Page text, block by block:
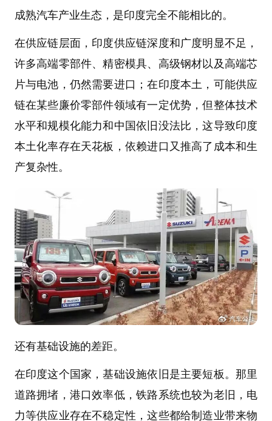
成熟汽车产业生态，是印度完全不能相比的。
在供应链层面，印度供应链深度和广度明显不足，
许多高端零部件、精密模具、高级钢材以及高端芯
片与电池，仍然需要进口；在印度本土，可能供应
链在某些廉价零部件领域有一定优势，但整体技术
水平和规模化能力和中国依旧没法比，这导致印度
本土化率存在天花板，依赖进口又推高了成本和生
产复杂性。
还有基础设施的差距。
在印度这个国家，基础设施依旧是主要短板。那里
道路拥堵，港口效率低，铁路系统也较为老旧，电
力等供应业存在不稳定性，这些都给制造业带来物